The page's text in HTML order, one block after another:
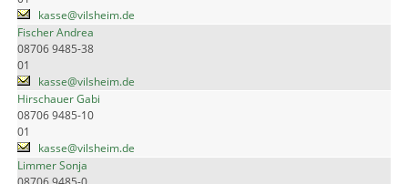
kasse@vilsheim.de
Fischer Andrea
08706 9485-38
01
kasse@vilsheim.de
Hirschauer Gabi
08706 9485-10
01
kasse@vilsheim.de
Limmer Sonja